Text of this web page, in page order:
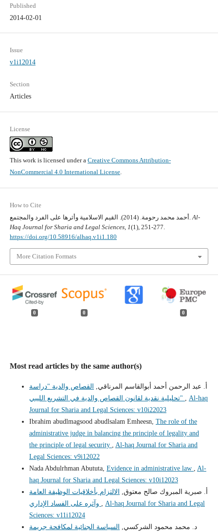
Published
2014-02-01
Issue
v1i12014
Section
Articles
License
This work is licensed under a Creative Commons Attribution-
NonCommercial 4.0 International License.
How to Cite
Al-
Haq Journal for Sharia and Legal Sciences, 1(1), 251-277.
https://doi.org/10.58916/alhaq.v1i1.180
More Citation Formats
0 0 0
Most read articles by the same author(s)
أ. عبد الرحمن أحمد أبوالقاسم المرناقي, القصاص والدية "دراسة
تحليلية نقدية لقانون القصاص والدية في التشريع الليبي"
Al-haq
Journal for Sharia and Legal Sciences: v10i22023
Ibrahim abudlmagsood abudlsalam Emheesn, The role of the
administrative judge in balancing the principle of legality and
the principle of legal security
Al-haq Journal for Sharia and
Legal Sciences: v9i12022
Nada Abdulrhman Abututa, Evidence in administrative law
Al-
haq Journal for Sharia and Legal Sciences: v10i12023
أ‌. صبرية المبروك صالح معتوق, الالتزام بأخلاقيات الوظيفة العامة
Al-haq Journal for Sharia and Legal
Sciences: v11i12024
د. محمد محمود الشركسي, السياسة الجنائية لمكافحة جريمة